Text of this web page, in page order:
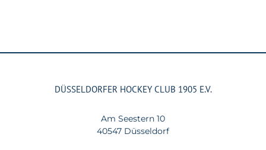
DÜSSELDORFER HOCKEY CLUB 1905 E.V.
Am Seestern 10
40547 Düsseldorf